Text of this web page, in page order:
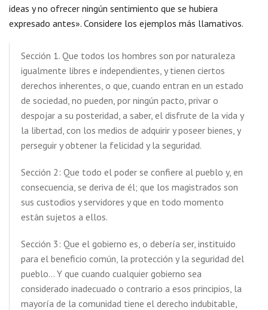
ideas y no ofrecer ningún sentimiento que se hubiera
expresado antes». Considere los ejemplos más llamativos.
Sección 1. Que todos los hombres son por naturaleza
igualmente libres e independientes, y tienen ciertos
derechos inherentes, o que, cuando entran en un estado
de sociedad, no pueden, por ningún pacto, privar o
despojar a su posteridad, a saber, el disfrute de la vida y
la libertad, con los medios de adquirir y poseer bienes, y
perseguir y obtener la felicidad y la seguridad.
Sección 2: Que todo el poder se confiere al pueblo y, en
consecuencia, se deriva de él; que los magistrados son
sus custodios y servidores y que en todo momento
están sujetos a ellos.
Sección 3: Que el gobierno es, o debería ser, instituido
para el beneficio común, la protección y la seguridad del
pueblo… Y que cuando cualquier gobierno sea
considerado inadecuado o contrario a esos principios, la
mayoría de la comunidad tiene el derecho indubitable,